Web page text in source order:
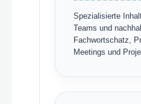
Spezialisierte
Teams und
Fachwortschatz,
Meetings und